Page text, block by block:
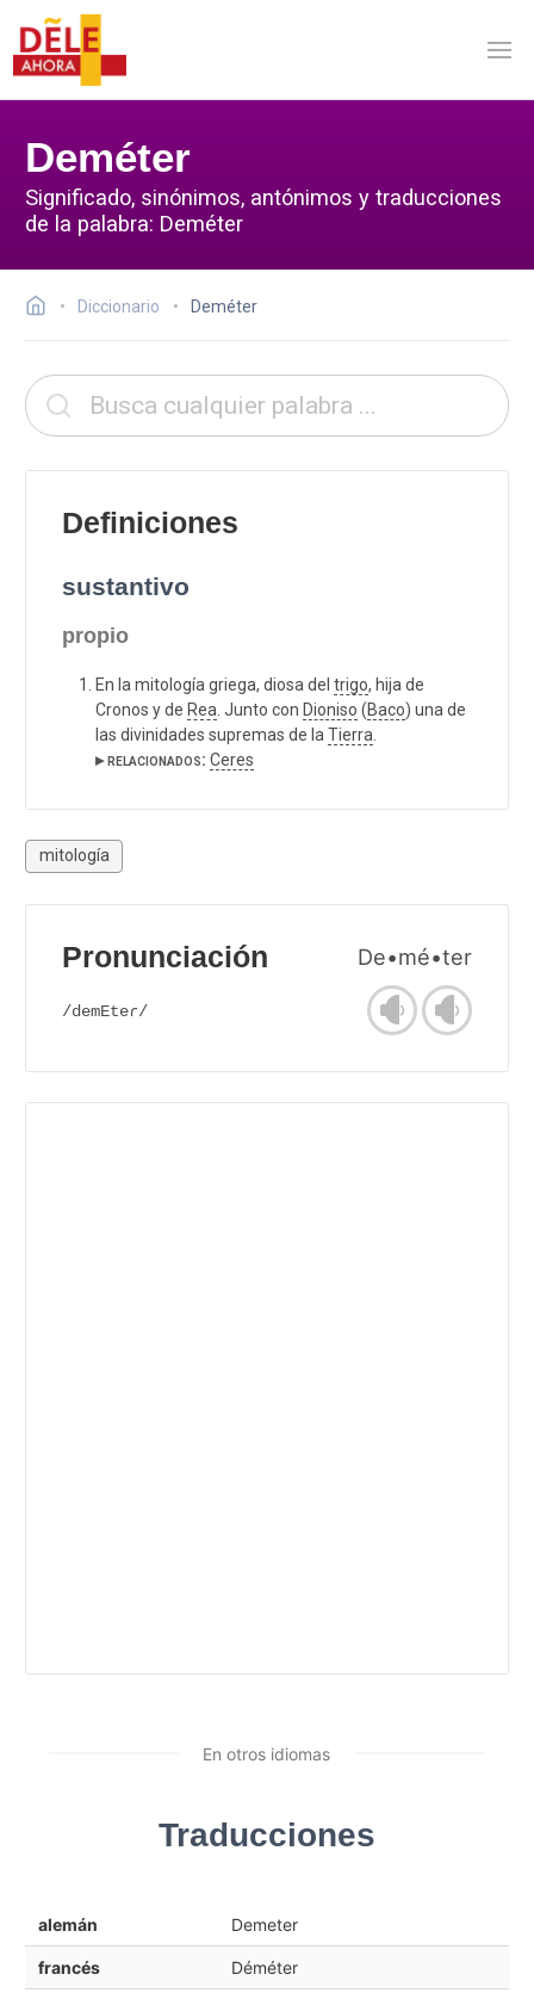
Deméter
Significado, sinónimos, antónimos y traducciones
de la palabra: Deméter
Diccionario Deméter
Definiciones
sustantivo
propio
En la mitología griega, diosa del trigo, hija de
Cronos y de Rea . Junto con Dioniso (Baco) una de
las divinidades supremas de la Tierra
▸ relacionados: Ceres
mitología
Pronunciación De•mé•ter
/demEteɾ/
En otros idiomas
Traducciones
alemán Demeter
francés Déméter